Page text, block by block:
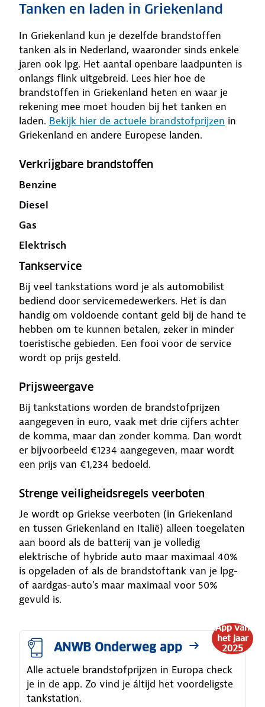
Tanken en laden in Griekenland
In Griekenland kun je dezelfde brandstoffen
tanken als in Nederland, waaronder sinds enkele
jaren ook lpg. Het aantal openbare laadpunten is
onlangs flink uitgebreid. Lees hier hoe de
brandstoffen in Griekenland heten en waar je
rekening mee moet houden bij het tanken en
laden. Bekijk hier de actuele brandstofprijzen in
Griekenland en andere Europese landen.
Verkrijgbare brandstoffen
Benzine
Diesel
Gas
Elektrisch
Tankservice
Bij veel tankstations word je als automobilist
bediend door servicemedewerkers. Het is dan
handig om voldoende contant geld bij de hand te
hebben om te kunnen betalen, zeker in minder
toeristische gebieden. Een fooi voor de service
wordt op prijs gesteld.
Prijsweergave
Bij tankstations worden de brandstofprijzen
aangegeven in euro, vaak met drie cijfers achter
de komma, maar dan zonder komma. Dan wordt
er bijvoorbeeld €1234 aangegeven, maar wordt
een prijs van €1,234 bedoeld.
Strenge veiligheidsregels veerboten
Je wordt op Griekse veerboten (in Griekenland
en tussen Griekenland en Italië) alleen toegelaten
aan boord als de batterij van je volledig
elektrische of hybride auto maar maximaal 40%
is opgeladen of als de brandstoftank van je lpg-
of aardgas-auto's maar maximaal voor 50%
gevuld is.
App van
het jaar
2025
ANWB Onderweg app
Alle actuele brandstofprijzen in Europa check
je in de app. Zo vind je áltijd het voordeligste
tankstation.